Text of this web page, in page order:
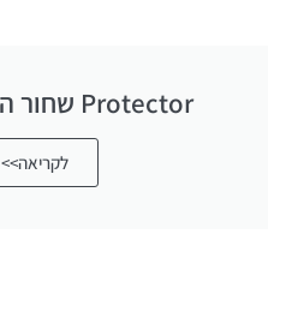
Protector שחור הוראות יישום
לקריאה>>